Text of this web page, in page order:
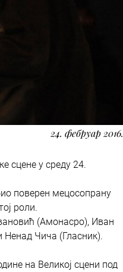
24. фебруар 2016.
сцене у среду 24.
поверен мецосопрану
роли.
(Амонасро), Иван
Чича (Гласник).
на Великој сцени под